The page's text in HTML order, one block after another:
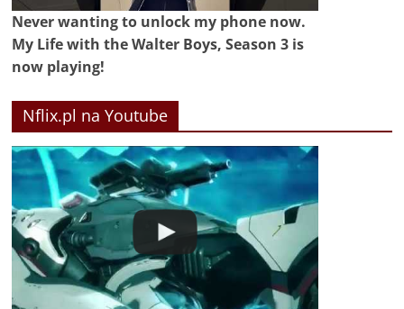
Never wanting to unlock my phone now.
My Life with the Walter Boys, Season 3 is
now playing!
Nflix.pl na Youtube